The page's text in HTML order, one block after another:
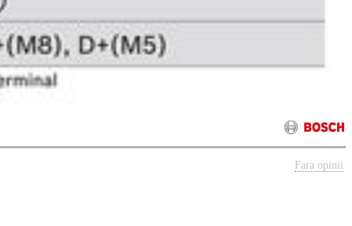
Fara opinii